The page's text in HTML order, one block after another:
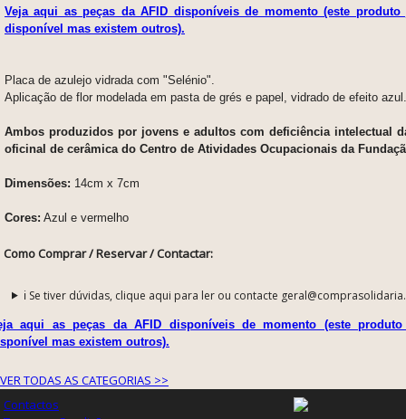
Veja aqui as peças da AFID disponíveis de momento (este
disponível mas existem outros).
Placa de azulejo vidrada com "Selénio".
Aplicação de flor modelada em pasta de grés e papel, vidrado de efeito azul.
Ambos produzidos por jovens e adultos com deficiência intelectual
oficinal de cerâmica do Centro de Atividades Ocupacionais da
Dimensões: 14cm x 7cm
Cores: Azul e vermelho
Como Comprar / Reservar / Contactar:
ℹ️ Se tiver dúvidas, clique aqui para ler ou contacte
aqui as peças da AFID disponíveis de momento (este
mas existem outros).
VER TODAS AS CATEGORIAS >>
Contactos